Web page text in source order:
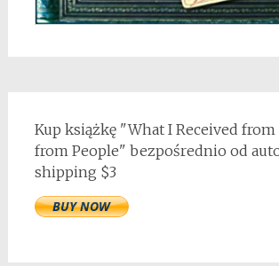
Kup książkę "What I Received from
from People" bezpośrednio od
shipping $3